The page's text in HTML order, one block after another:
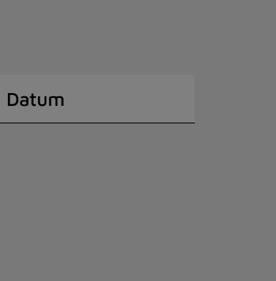
Datum